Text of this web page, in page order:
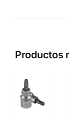
Productos